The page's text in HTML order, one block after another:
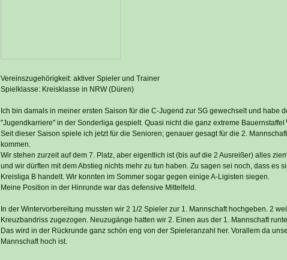
Vereinszugehörigkeit: aktiver Spieler und Trainer
Spielklasse: Kreisklasse in NRW (Düren)
Ich bin damals in meiner ersten Saison für die C-Jugend zur SG gewechselt und habe
"Jugendkarriere" in der Sonderliga gespielt. Quasi nicht die ganz extreme Bauernstaffel
Seit dieser Saison spiele ich jetzt für die Senioren; genauer gesagt für die 2.
kommen.
Wir stehen zurzeit auf dem 7. Platz, aber eigentlich ist (bis auf die 2 Ausreißer) alles
und wir dürften mit dem Abstieg nichts mehr zu tun haben. Zu sagen sei noch, dass es
Kreisliga B handelt. Wir konnten im Sommer sogar gegen einige A-Ligisten siegen.
Meine Position in der Hinrunde war das defensive Mittelfeld.
In der Wintervorbereitung mussten wir 2 1/2 Spieler zur 1. Mannschaft hochgeben. 2
Kreuzbandriss zugezogen. Neuzugänge hatten wir 2. Einen aus der 1. Mannschaft
Das wird in der Rückrunde ganz schön eng von der Spieleranzahl her. Vorallem da
Mannschaft hoch ist.